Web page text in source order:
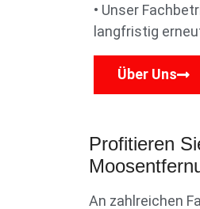
• Unser
langfristig
Über Uns
Profitieren
An zahlreichen